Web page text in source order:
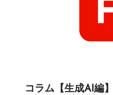
コラム【生成AI編】